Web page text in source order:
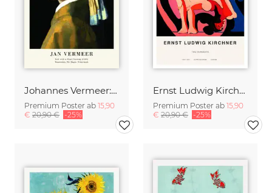
Johannes Vermeer: Mädchen mit dem Perlenohrring - Ausstellungsposter
Premium Poster ab 15,90
€ 20,90 € -25%
Ernst Ludwig Kirchner: Zwei Akrobaten
Premium Poster ab 15,90
€ 20,90 € -25%